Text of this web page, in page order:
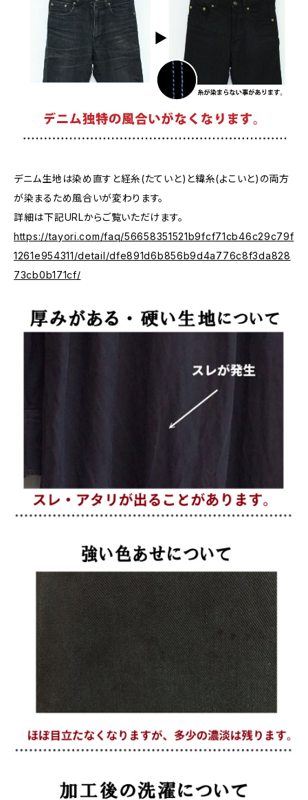
デニム生地は染め直すと経糸(たていと)と緯糸(よこいと)の両方
が染まるため風合いが変わります。
詳細は下記URLからご覧いただけます。
https://tayori.com/faq/56658351521b9fcf71cb46c29c79f
1261e954311/detail/dfe891d6b856b9d4a776c8f3da828
73cb0b171cf/